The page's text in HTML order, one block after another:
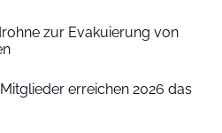
zur Evakuierung von
erreichen 2026 das